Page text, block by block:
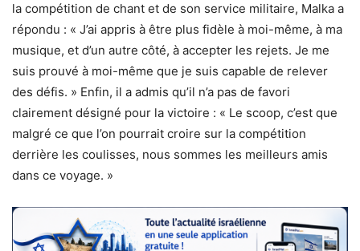
la compétition de chant et de son service militaire, Malka a
répondu : « J’ai appris à être plus fidèle à moi-même, à ma
musique, et d’un autre côté, à accepter les rejets. Je me
suis prouvé à moi-même que je suis capable de relever
des défis. » Enfin, il a admis qu’il n’a pas de favori
clairement désigné pour la victoire : « Le scoop, c’est que
malgré ce que l’on pourrait croire sur la compétition
derrière les coulisses, nous sommes les meilleurs amis
dans ce voyage. »